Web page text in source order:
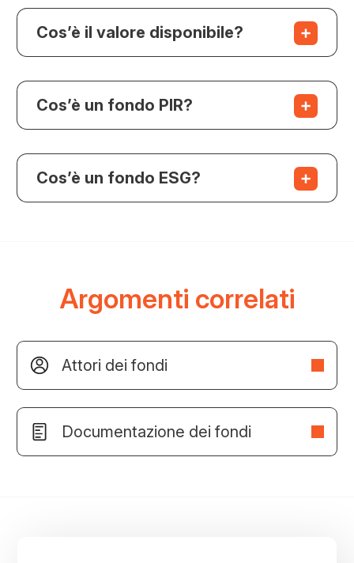
Cos’è il valore disponibile?
Cos’è un fondo PIR?
Cos’è un fondo ESG?
Argomenti correlati
Attori dei fondi
Documentazione dei fondi